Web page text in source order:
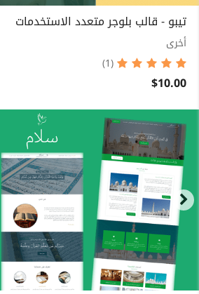
تيبو - قالب بلوجر متعدد الاستخدمات
أخرى
(1)
$10.00